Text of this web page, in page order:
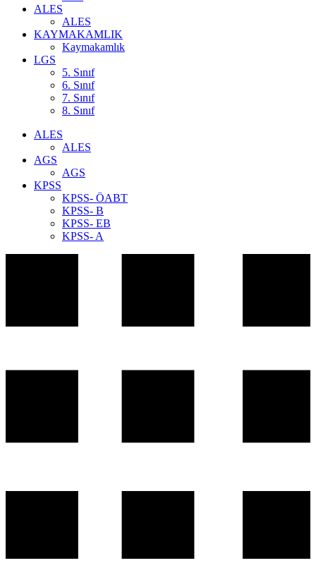
ALES
ALES
KAYMAKAMLIK
Kaymakamlık
LGS
5. Sınıf
6. Sınıf
7. Sınıf
8. Sınıf
ALES
ALES
AGS
AGS
KPSS
KPSS- ÖABT
KPSS- B
KPSS- EB
KPSS- A